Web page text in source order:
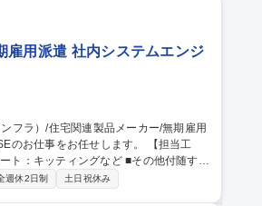
雇用派遣 社内システムエンジ
ト：キッティングなど ■その他付随する
いる）■ルーター：ソニービズネットワ
週休2日制 土日祝休み